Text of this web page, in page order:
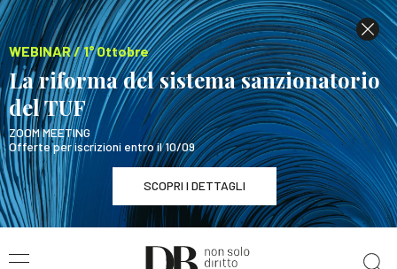
WEBINAR / 1° Ottobre
La riforma del sistema sanzionatorio
del TUF
ZOOM MEETING
Offerte per iscrizioni entro il 10/09
SCOPRI I DETTAGLI
WEBINAR / 1° Ottobre